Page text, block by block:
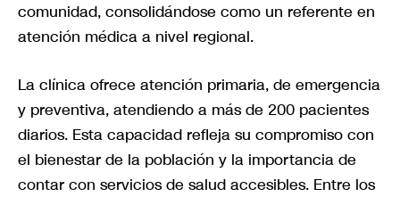
comunidad, consolidándose como un referente en
atención médica a nivel regional.
La clínica ofrece atención primaria, de emergencia
y preventiva, atendiendo a más de 200 pacientes
diarios. Esta capacidad refleja su compromiso con
el bienestar de la población y la importancia de
contar con servicios de salud accesibles. Entre los